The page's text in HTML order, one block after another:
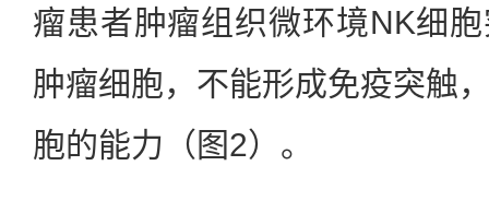
瘤患者肿瘤组织微环境NK细
肿瘤细胞，不能形成免疫突触
胞的能力（图2）。